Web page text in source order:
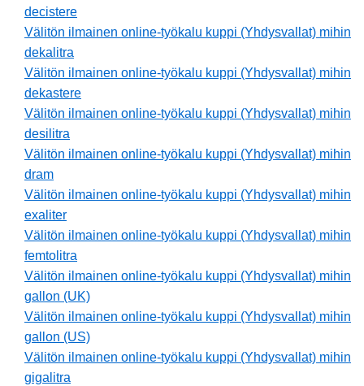
decistere
Välitön ilmainen online-työkalu kuppi (Yhdysvallat) mihin
dekalitra
Välitön ilmainen online-työkalu kuppi (Yhdysvallat) mihin
dekastere
Välitön ilmainen online-työkalu kuppi (Yhdysvallat) mihin
desilitra
Välitön ilmainen online-työkalu kuppi (Yhdysvallat) mihin
dram
Välitön ilmainen online-työkalu kuppi (Yhdysvallat) mihin
exaliter
Välitön ilmainen online-työkalu kuppi (Yhdysvallat) mihin
femtolitra
Välitön ilmainen online-työkalu kuppi (Yhdysvallat) mihin
gallon (UK)
Välitön ilmainen online-työkalu kuppi (Yhdysvallat) mihin
gallon (US)
Välitön ilmainen online-työkalu kuppi (Yhdysvallat) mihin
gigalitra